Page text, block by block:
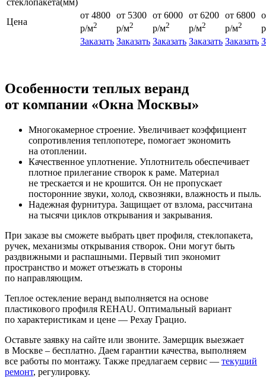
стеклопакета(мм)
Цена
от 4800
р/м2
от 5300
р/м2
от 6000
р/м2
от 6200
р/м2
от 6800
р/м2
Заказать Заказать Заказать Заказать Заказать
Особенности теплых веранд
от компании «Окна Москвы»
Многокамерное строение. Увеличивает коэффициент
сопротивления теплопотере, помогает экономить
на отоплении.
Качественное уплотнение. Уплотнитель обеспечивает
плотное прилегание створок к раме. Материал
не трескается и не крошится. Он не пропускает
посторонние звуки, холод, сквозняки, влажность и пыль.
Надежная фурнитура. Защищает от взлома, рассчитана
на тысячи циклов открывания и закрывания.
При заказе вы сможете выбрать цвет профиля, стеклопакета,
ручек, механизмы открывания створок. Они могут быть
раздвижными и распашными. Первый тип экономит
пространство и может отъезжать в стороны
по направляющим.
Теплое остекление веранд выполняется на основе
пластикового профиля REHAU. Оптимальный вариант
по характеристикам и цене — Рехау Грацио.
Оставьте заявку на сайте или звоните. Замерщик выезжает
в Москве – бесплатно. Даем гарантии качества, выполняем
все работы по монтажу. Также предлагаем сервис — текущий
ремонт, регулировку.